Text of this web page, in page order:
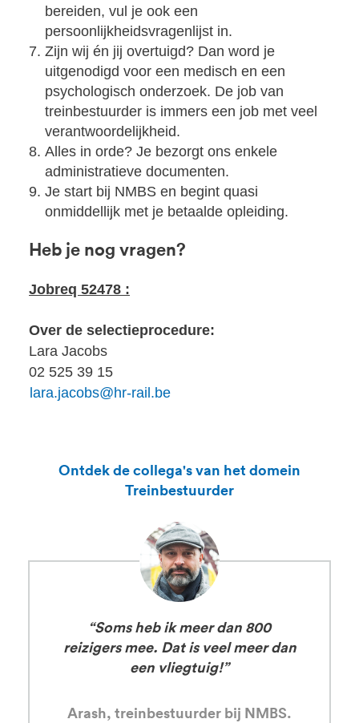
bereiden, vul je ook een
persoonlijkheidsvragenlijst in.
Zijn wij én jij overtuigd? Dan word je
uitgenodigd voor een medisch en een
psychologisch onderzoek. De job van
treinbestuurder is immers een job met veel
verantwoordelijkheid.
Alles in orde? Je bezorgt ons enkele
administratieve documenten.
Je start bij NMBS en begint quasi
onmiddellijk met je betaalde opleiding.
Heb je nog vragen?
Jobreq 52478 :
Over de selectieprocedure:
Lara Jacobs
02 525 39 15
lara.jacobs@hr-rail.be
Ontdek de collega's van het domein
Treinbestuurder
“Soms heb ik meer dan 800
reizigers mee. Dat is veel meer dan
een vliegtuig!”
Arash, treinbestuurder bij NMBS.